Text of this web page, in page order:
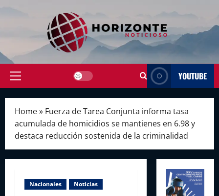
Primary
YOUTUBE
Home» Fuerza de Tarea Conjunta informa tasa
acumulada de homicidios se mantienes en 6.98 y
destaca reducción sostenida de la criminalidad
Nacionales Noticias